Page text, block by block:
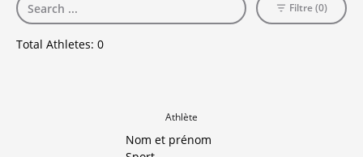
Total Athletes: 0
Filtre (0)
Athlète
Nom et prénom